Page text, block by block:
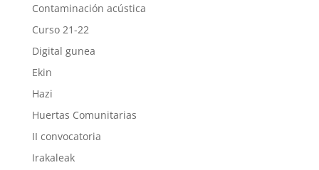
Contaminación acústica
Curso 21-22
Digital gunea
Ekin
Hazi
Huertas Comunitarias
II convocatoria
Irakaleak